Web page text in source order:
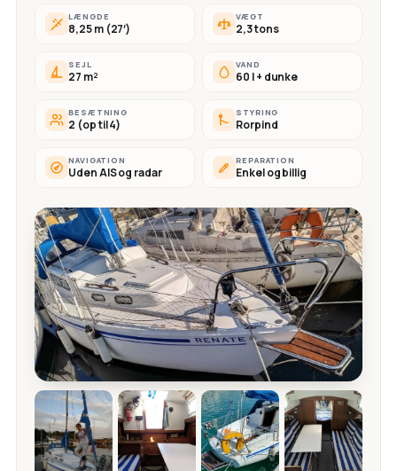
LÆNGDE
8,25 m (27′)
VÆGT
2,3 tons
SEJL
27 m²
VAND
60 l + dunke
BESÆTNING
2 (op til 4)
STYRING
Rorpind
NAVIGATION
Uden AIS og radar
REPARATION
Enkel og billig